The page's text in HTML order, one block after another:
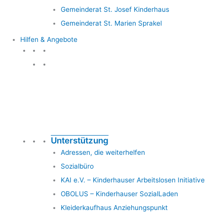
Gemeinderat St. Josef Kinderhaus
Gemeinderat St. Marien Sprakel
Hilfen & Angebote
Unterstützung
Adressen, die weiterhelfen
Sozialbüro
KAI e.V. – Kinderhauser Arbeitslosen Initiative
OBOLUS – Kinderhauser SozialLaden
Kleiderkaufhaus Anziehungspunkt